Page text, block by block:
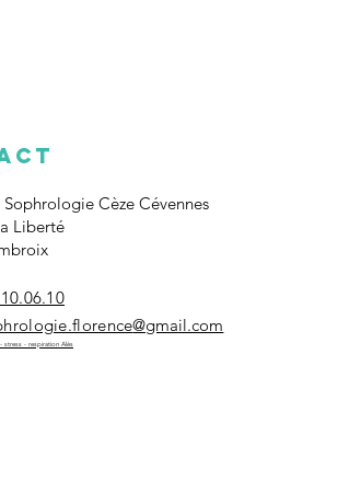
Cèze Cévennes
Liberté
@gmail.com
stress - respiration Alès